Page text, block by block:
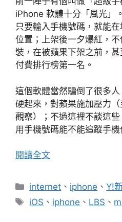
iPhone 軟體十分「風光」
只要輸入手機號碼，就能
位置；上架後一夕爆紅，
裝，在被蘋果下架之前，
付費排行榜第一名。
這個軟體當然騙倒了很多
硬起來，對蘋果施加壓力
觀察）；不過這裡不談這
用手機號碼能不能追蹤手機
閱讀全文
分
類
internet 、 iphone 、Y!
標
iOS 、 iphone 、 LBS 、